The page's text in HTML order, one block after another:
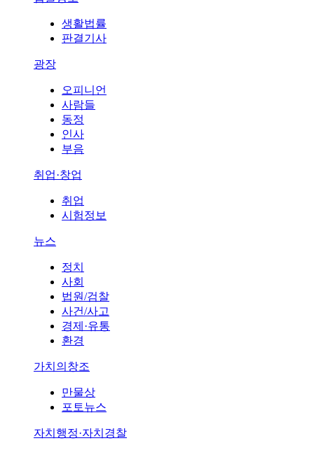
생활법률
판결기사
광장
오피니언
사람들
동정
인사
부음
취업·창업
취업
시험정보
뉴스
정치
사회
법원/검찰
사건/사고
경제·유통
환경
가치의창조
만물상
포토뉴스
자치행정·자치경찰